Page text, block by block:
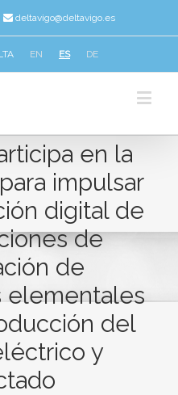
deltavigo@deltavigo.es
EN ES DE
en la
impulsar
digital de
de
de
elementales
del
y